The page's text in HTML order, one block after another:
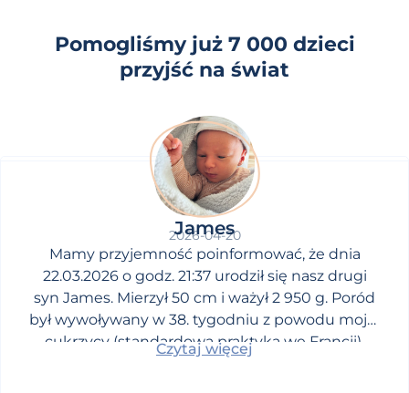
Pomogliśmy już 7 000 dzieci
przyjść na świat
James
2026-04-20
Mamy przyjemność poinformować, że dnia
22.03.2026 o godz. 21:37 urodził się nasz drugi
syn James. Mierzył 50 cm i ważył 2 950 g. Poród
był wywoływany w 38. tygodniu z powodu mojej
cukrzycy (standardowa praktyka we Francji).
Czytaj więcej